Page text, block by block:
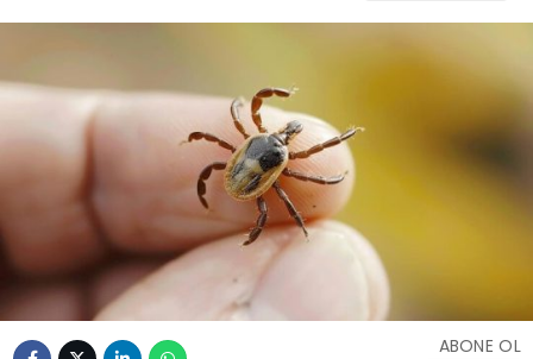
ABONE OL